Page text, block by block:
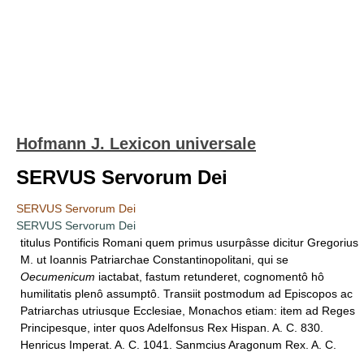
Hofmann J. Lexicon universale
SERVUS Servorum Dei
SERVUS Servorum Dei
SERVUS Servorum Dei
titulus Pontificis Romani quem primus usurpâsse dicitur Gregorius
M. ut Ioannis Patriarchae Constantinopolitani, qui se
Oecumenicum iactabat, fastum retunderet, cognomentô hô
humilitatis plenô assumptô. Transiit postmodum ad Episcopos ac
Patriarchas utriusque Ecclesiae, Monachos etiam: item ad Reges
Principesque, inter quos Adelfonsus Rex Hispan. A. C. 830.
Henricus Imperat. A. C. 1041. Sanmcius Aragonum Rex. A. C.